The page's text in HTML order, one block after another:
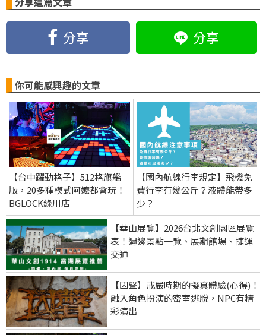
分享 分享
你可能感興趣的文章
【台中躍動格子】512格旗艦
版，20多種模式阿嬤都會玩！
BGLOCK綠川店
【國內航線行李規定】飛機免
費行李有幾公斤？液體能帶多
少？
【華山展覽】2026台北文創園區展覽
表！週邊景點一覽、展期館場、捷運
交通
【囚聲】戒嚴時期的擬真體驗(心得)！
融入角色扮演的密室逃脫，NPC有精
彩演出